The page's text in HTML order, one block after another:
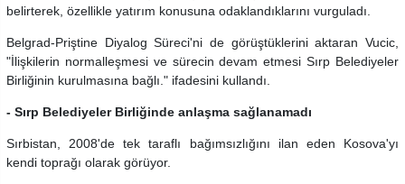
belirterek, özellikle yatırım konusuna odaklandıklarını vurguladı.
Belgrad-Priştine Diyalog Süreci'ni de görüştüklerini aktaran Vucic,
"İlişkilerin normalleşmesi ve sürecin devam etmesi Sırp Belediyeler
Birliğinin kurulmasına bağlı." ifadesini kullandı.
- Sırp Belediyeler Birliğinde anlaşma sağlanamadı
Sırbistan, 2008'de tek taraflı bağımsızlığını ilan eden Kosova'yı
kendi toprağı olarak görüyor.